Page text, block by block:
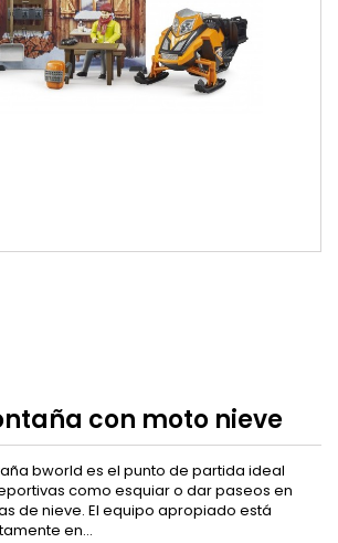
con moto nieve
bworld es el punto de partida ideal
como esquiar o dar paseos en
de nieve. El equipo apropiado está
en...